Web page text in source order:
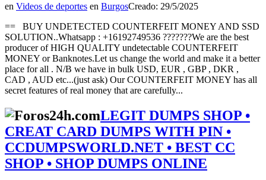
en Videos de deportes en BurgosCreado: 29/5/2025
== BUY UNDETECTED COUNTERFEIT MONEY AND SSD
SOLUTION..Whatsapp : +16192749536 ???????We are the best
producer of HIGH QUALITY undetectable COUNTERFEIT
MONEY or Banknotes.Let us change the world and make it a better
place for all . N/B we have in bulk USD, EUR , GBP , DKR ,
CAD , AUD etc...(just ask) Our COUNTERFEIT MONEY has all
secret features of real money that are carefully...
LEGIT DUMPS SHOP •
CREAT CARD DUMPS WITH PIN •
CCDUMPSWORLD.NET • BEST CC
SHOP • SHOP DUMPS ONLINE